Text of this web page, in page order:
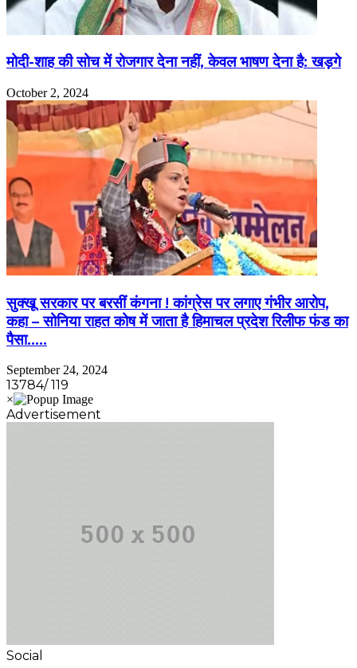
मोदी-शाह की सोच में रोजगार देना नहीं, केवल भाषण देना है: खड़गे
October 2, 2024
सुक्खू सरकार पर बरसीं कंगना ! कांग्रेस पर लगाए गंभीर आरोप,
कहा – सोनिया राहत कोष में जाता है हिमाचल प्रदेश रिलीफ फंड का
पैसा…..
September 24, 2024
13784/ 119
Advertisement
Social